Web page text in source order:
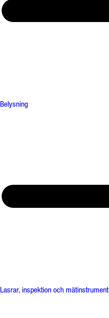
Belysning
Lasrar, inspektion och mätinstrument